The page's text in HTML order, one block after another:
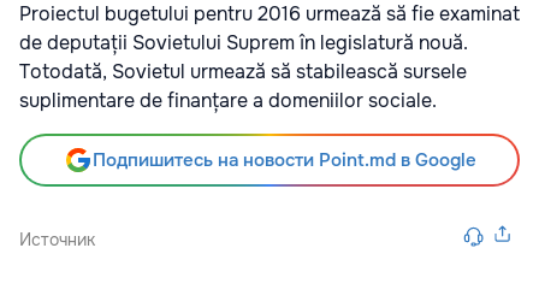
Proiectul bugetului pentru 2016 urmează să fie examinat
de deputații Sovietului Suprem în legislatură nouă.
Totodată, Sovietul urmează să stabilească sursele
suplimentare de finanțare a domeniilor sociale.
Подпишитесь на новости Point.md в Google
Источник